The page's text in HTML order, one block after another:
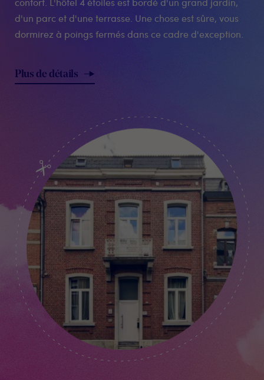
d'un parc et d'une terrasse. Une chose est sûre, vous
dormirez à poings fermés dans ce cadre d'exception.
Plus de détails